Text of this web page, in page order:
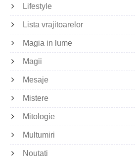
Lifestyle
Lista vrajitoarelor
Magia in lume
Magii
Mesaje
Mistere
Mitologie
Multumiri
Noutati